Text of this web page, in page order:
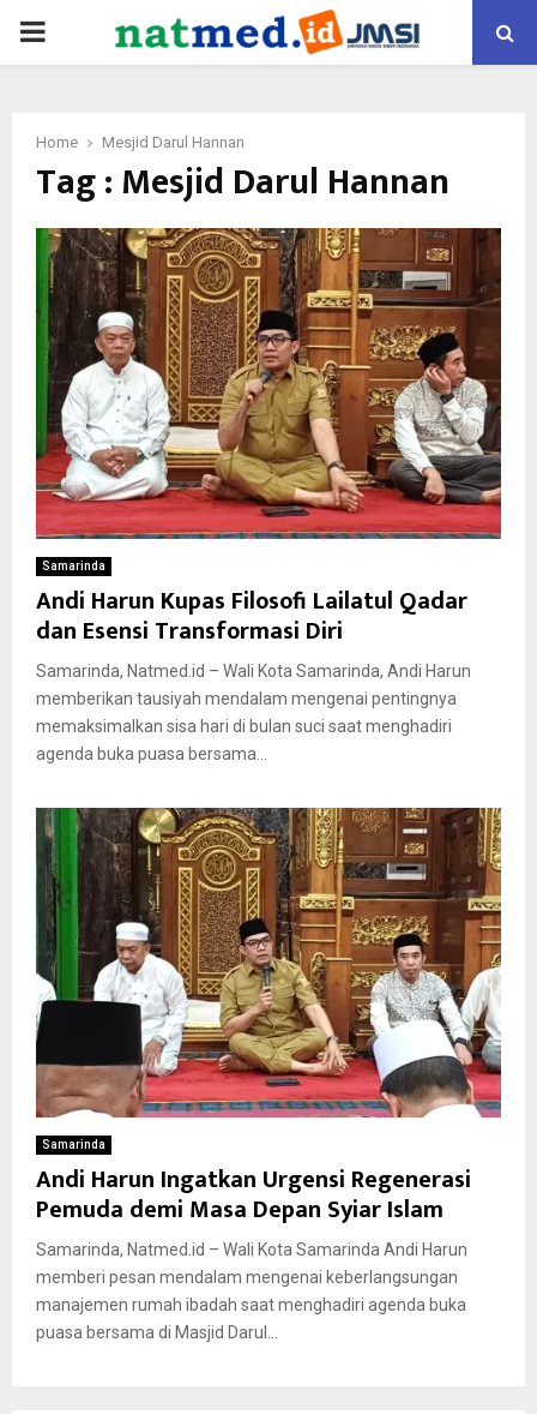
PRIMARY
Home Mesjid Darul Hannan
Tag : Mesjid Darul Hannan
Samarinda
Andi Harun Kupas Filosofi Lailatul Qadar
dan Esensi Transformasi Diri
Samarinda, Natmed.id – Wali Kota Samarinda, Andi Harun
memberikan tausiyah mendalam mengenai pentingnya
memaksimalkan sisa hari di bulan suci saat menghadiri
agenda buka puasa bersama...
Samarinda
Andi Harun Ingatkan Urgensi Regenerasi
Pemuda demi Masa Depan Syiar Islam
Samarinda, Natmed.id – Wali Kota Samarinda Andi Harun
memberi pesan mendalam mengenai keberlangsungan
manajemen rumah ibadah saat menghadiri agenda buka
puasa bersama di Masjid Darul...